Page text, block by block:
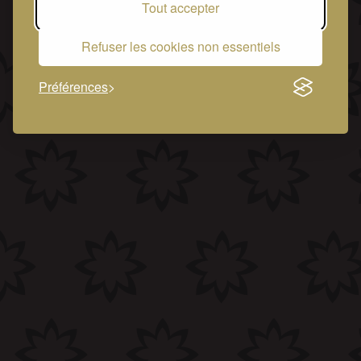
Tout accepter
Refuser les cookies non essentiels
Préférences